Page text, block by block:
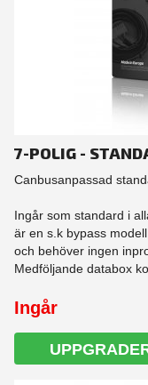
7-POLIG -
Canbusanpassad
Ingår som standard i
är en s.k bypass
och behöver ingen
Medföljande databox
Ingår